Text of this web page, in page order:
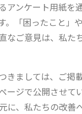
アンケート用紙を
。「困ったこと」
なご意見は、私た
きましては、ご掲
ージで公開させて
に、私たちの改善